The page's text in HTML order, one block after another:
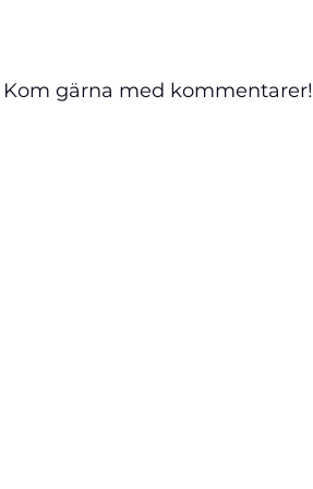
Kom gärna med kommentarer!